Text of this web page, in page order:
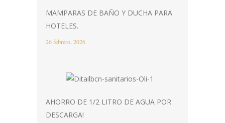
MAMPARAS DE BAÑO Y DUCHA PARA
HOTELES.
26 febrero, 2026
AHORRO DE 1/2 LITRO DE AGUA POR
DESCARGA!